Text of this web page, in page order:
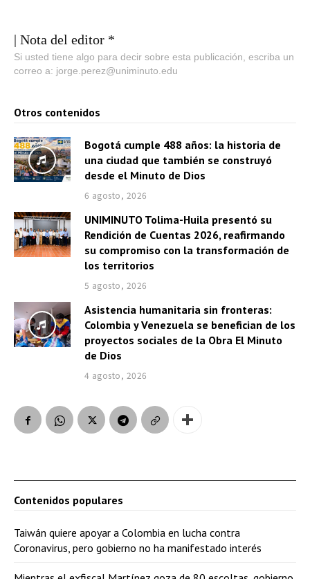
| Nota del editor *
Si usted tiene algo para decir sobre esta publicación, escriba un
correo a: jorge.perez@uniminuto.edu
Otros contenidos
Bogotá cumple 488 años: la historia de
una ciudad que también se construyó
desde el Minuto de Dios
6 agosto, 2026
UNIMINUTO Tolima-Huila presentó su
Rendición de Cuentas 2026, reafirmando
su compromiso con la transformación de
los territorios
5 agosto, 2026
Asistencia humanitaria sin fronteras:
Colombia y Venezuela se benefician de los
proyectos sociales de la Obra El Minuto
de Dios
4 agosto, 2026
Contenidos populares
Taiwán quiere apoyar a Colombia en lucha contra
Coronavirus, pero gobierno no ha manifestado interés